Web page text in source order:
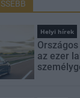
Helyi hírek
az ezer